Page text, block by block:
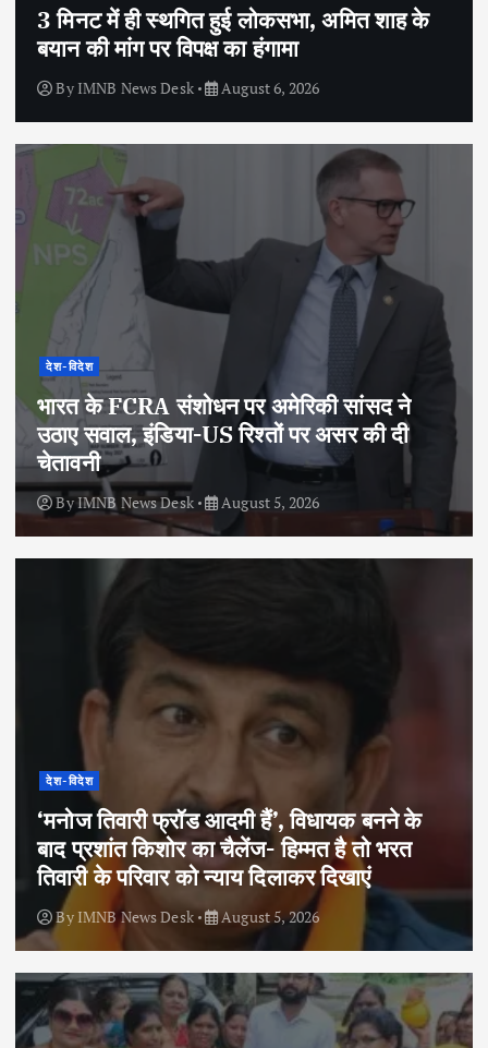
3 मिनट में ही स्थगित हुई लोकसभा, अमित शाह के
बयान की मांग पर विपक्ष का हंगामा
By IMNB News Desk August 6, 2026
देश-विदेश
भारत के FCRA संशोधन पर अमेरिकी सांसद ने
उठाए सवाल, इंडिया-US रिश्तों पर असर की दी
चेतावनी
ByIMNB News Desk August 5, 2026
देश-विदेश
‘मनोज तिवारी फ्रॉड आदमी हैं’, विधायक बनने के
बाद प्रशांत किशोर का चैलेंज- हिम्मत है तो भरत
तिवारी के परिवार को न्याय दिलाकर दिखाएं
By IMNB News Desk August 5, 2026